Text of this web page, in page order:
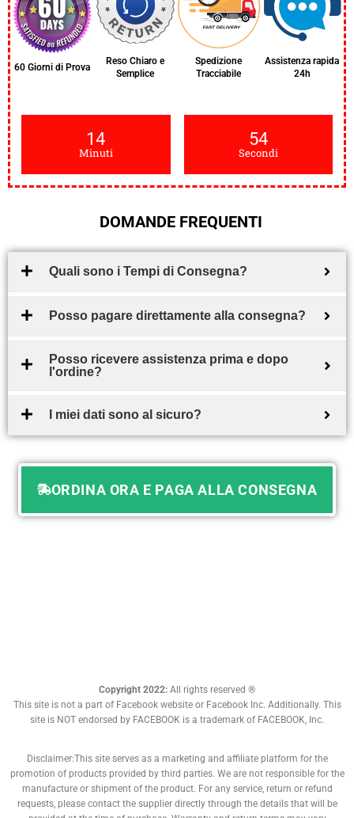
60 Giorni di Prova
Reso Chiaro e
Semplice
Spedizione
Tracciabile
Assistenza rapida
24h
14
Minuti
52
Secondi
DOMANDE FREQUENTI
Quali sono i Tempi di Consegna?
Posso pagare direttamente alla consegna?
Posso ricevere assistenza prima e dopo
l'ordine?
I miei dati sono al sicuro?
ORDINA ORA E PAGA ALLA CONSEGNA
Copyright 2022: All rights reserved ®
This site is not a part of Facebook website or Facebook Inc. Additionally. This
site is NOT endorsed by FACEBOOK is a trademark of FACEBOOK, Inc.
Disclaimer:This site serves as a marketing and affiliate platform for the
promotion of products provided by third parties. We are not responsible for the
manufacture or shipment of the product. For any service, return or refund
requests, please contact the supplier directly through the details that will be